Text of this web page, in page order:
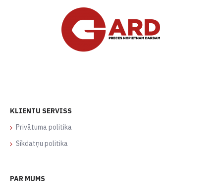
KLIENTU SERVISS
Privātuma politika
Sīkdatņu politika
PAR MUMS